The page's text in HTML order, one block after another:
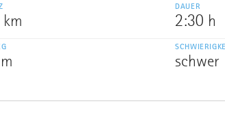
DAUER
2:30 h
schwer